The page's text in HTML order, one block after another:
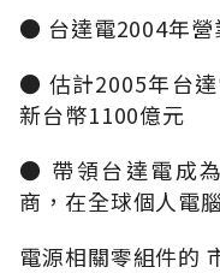
● 台達電2004年營
● 估計2005年台達
新台幣1100億元
● 帶領台達電成
商，在全球個人電腦
電源相關零組件的